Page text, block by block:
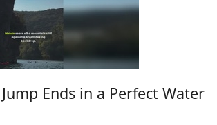
Ends in a Perfect Water